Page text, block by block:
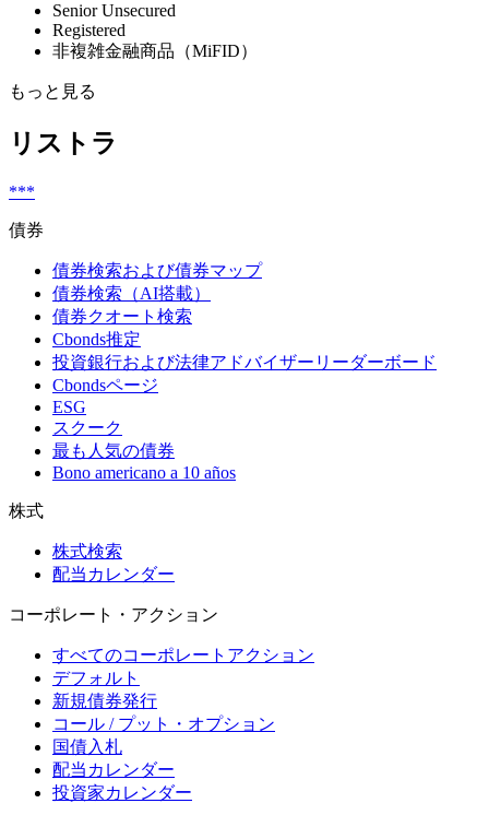
Senior Unsecured
Registered
非複雑金融商品（MiFID）
もっと見る
リストラ
***
債券
債券検索および債券マップ
債券検索（AI搭載）
債券クオート検索
Cbonds推定
投資銀行および法律アドバイザーリーダーボード
Cbondsページ
ESG
スクーク
最も人気の債券
Bono americano a 10 años
株式
株式検索
配当カレンダー
コーポレート・アクション
すべてのコーポレートアクション
デフォルト
新規債券発行
コール / プット・オプション
国債入札
配当カレンダー
投資家カレンダー